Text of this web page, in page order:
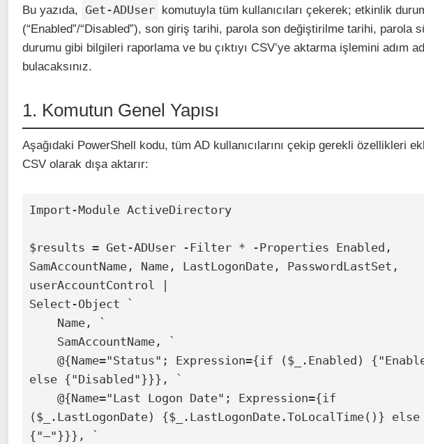
Bu yazıda, Get-ADUser komutuyla tüm kullanıcıları çekerek; etkinlik
(“Enabled”/“Disabled”), son giriş tarihi, parola son değiştirilme tarihi, parola
durumu gibi bilgileri raporlama ve bu çıktıyı CSV’ye aktarma işlemini adım
bulacaksınız.
1. Komutun Genel Yapısı
Aşağıdaki PowerShell kodu, tüm AD kullanıcılarını çekip gerekli özellikleri
CSV olarak dışa aktarır:
Import-Module ActiveDirectory
$results = Get-ADUser -Filter * -Properties Enabled,
SamAccountName, Name, LastLogonDate, PasswordLastSet,
userAccountControl |
Select-Object `
    @{Name="Status"; Expression={if ($_.Enabled) {"Enabled"}
else {"Disabled"}}}, `
    @{Name="Last Logon Date"; Expression={if
($_.LastLogonDate) {$_.LastLogonDate.ToLocalTime()} else
{"—"}}}, `